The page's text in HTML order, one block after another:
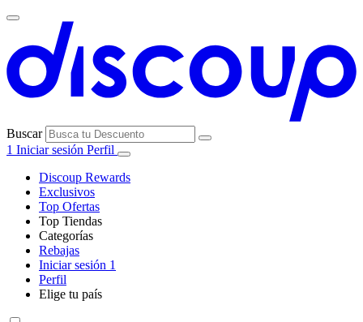
Buscar
1 Iniciar sesión Perfil
Discoup Rewards
Exclusivos
Top Ofertas
Top Tiendas
AliExpress
Categorías
Electrónica e
Rebajas
Iniciar sesión 1
Perfil
Elige tu país